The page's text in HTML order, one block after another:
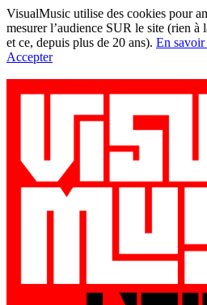
VisualMusic utilise des cookies pour
mesurer l’audience SUR le site (rien à
et ce, depuis plus de 20 ans). En savoir
Accepter